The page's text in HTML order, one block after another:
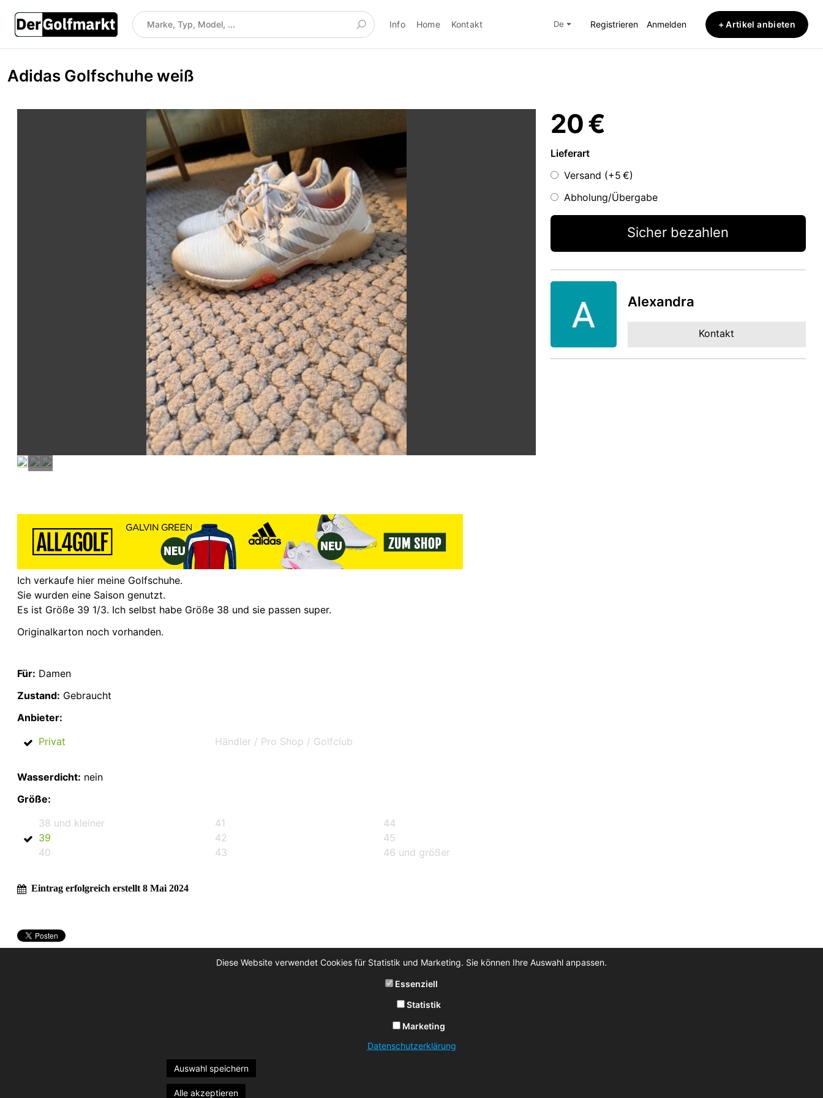
Info Home Kontakt de Registrieren Anmelden + Artikel anbieten
Adidas Golfschuhe weiß
Ich verkaufe hier meine Golfschuhe.
Sie wurden eine Saison genutzt.
Es ist Größe 39 1/3. Ich selbst habe Größe 38 und sie passen super.
Originalkarton noch vorhanden.
Für: Damen
Zustand: Gebraucht
Anbieter:
Privat
Händler / Pro Shop / Golfclub
Wasserdicht: nein
Größe:
38 und kleiner
39
40
41
42
43
44
45
46 und größer
Eintrag erfolgreich erstellt 8 Mai 2024
20 €
Lieferart
Versand (+5 €)
Abholung/Übergabe
Sicher bezahlen
Alexandra
Kontakt
Diese Website verwendet Cookies für Statistik und Marketing. Sie können Ihre Auswahl anpassen.
Essenziell
Statistik
Marketing
Datenschutzerklärung
Auswahl speichern
Alle akzeptieren